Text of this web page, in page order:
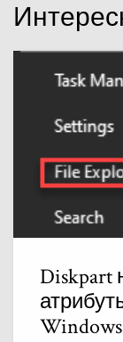
Diskpart